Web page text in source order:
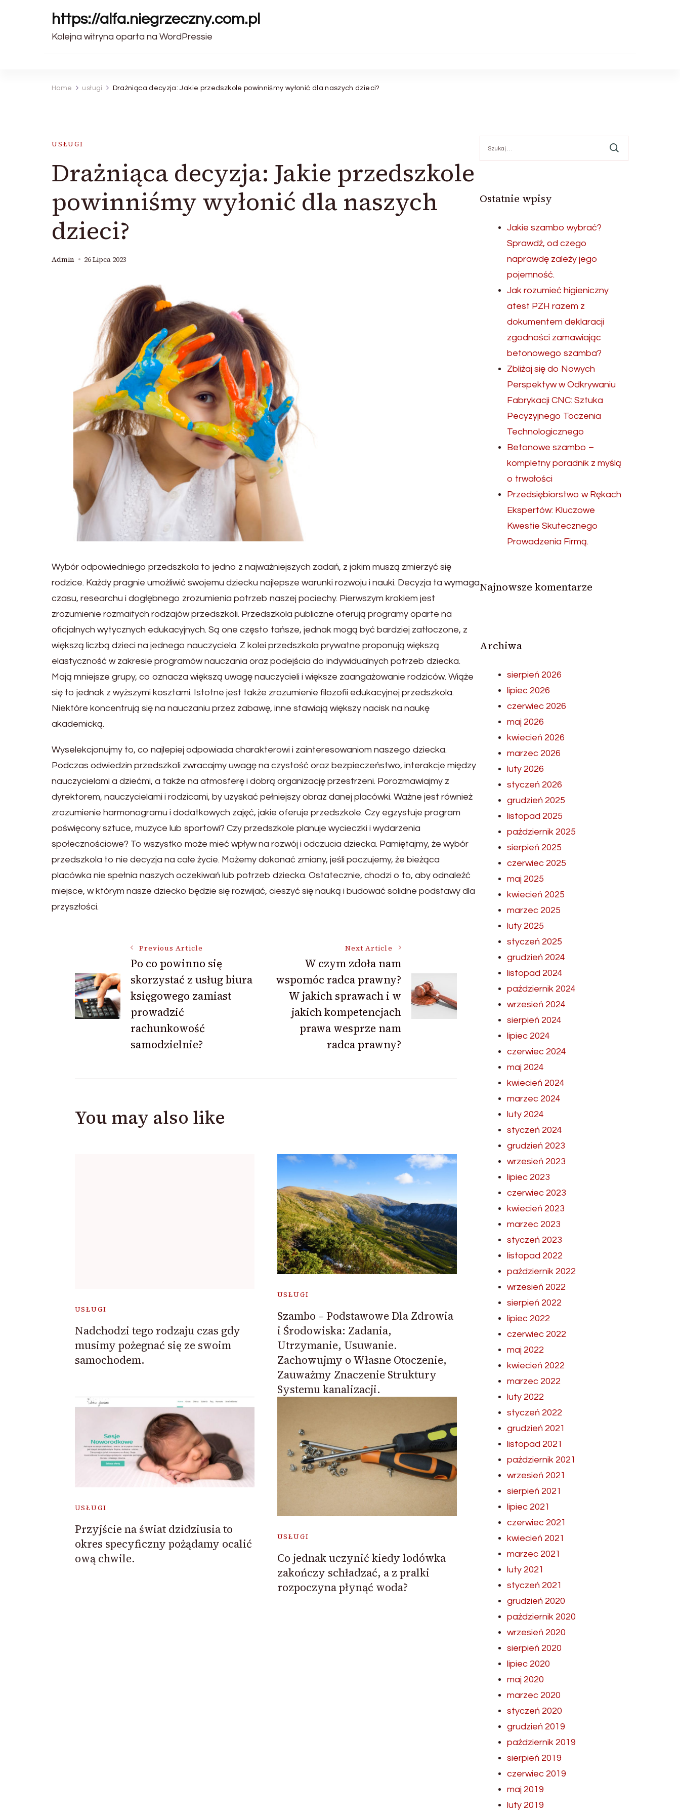
https://alfa.niegrzeczny.com.pl
Kolejna witryna oparta na WordPressie
Home usługi Drażniąca decyzja: Jakie przedszkole powinniśmy wyłonić dla naszych dzieci?
USŁUGI
Drażniąca decyzja: Jakie przedszkole
powinniśmy wyłonić dla naszych
dzieci?
Admin 26 Lipca 2023
Wybór odpowiedniego przedszkola to jedno z najważniejszych zadań, z jakim muszą zmierzyć się
rodzice. Każdy pragnie umożliwić swojemu dziecku najlepsze warunki rozwoju i nauki. Decyzja ta wymaga
czasu, researchu i dogłębnego zrozumienia potrzeb naszej pociechy. Pierwszym krokiem jest
zrozumienie rozmaitych rodzajów przedszkoli. Przedszkola publiczne oferują programy oparte na
oficjalnych wytycznych edukacyjnych. Są one często tańsze, jednak mogą być bardziej zatłoczone, z
większą liczbą dzieci na jednego nauczyciela. Z kolei przedszkola prywatne proponują większą
elastyczność w zakresie programów nauczania oraz podejścia do indywidualnych potrzeb dziecka.
Mają mniejsze grupy, co oznacza większą uwagę nauczycieli i większe zaangażowanie rodziców. Wiąże
się to jednak z wyższymi kosztami. Istotne jest także zrozumienie filozofii edukacyjnej przedszkola.
Niektóre koncentrują się na nauczaniu przez zabawę, inne stawiają większy nacisk na naukę
akademicką.
Wyselekcjonujmy to, co najlepiej odpowiada charakterowi i zainteresowaniom naszego dziecka.
Podczas odwiedzin przedszkoli zwracajmy uwagę na czystość oraz bezpieczeństwo, interakcje między
nauczycielami a dziećmi, a także na atmosferę i dobrą organizację przestrzeni. Porozmawiajmy z
dyrektorem, nauczycielami i rodzicami, by uzyskać pełniejszy obraz danej placówki. Ważne jest również
zrozumienie harmonogramu i dodatkowych zajęć, jakie oferuje przedszkole. Czy egzystuje program
poświęcony sztuce, muzyce lub sportowi? Czy przedszkole planuje wycieczki i wydarzenia
społecznościowe? To wszystko może mieć wpływ na rozwój i odczucia dziecka. Pamiętajmy, że wybór
przedszkola to nie decyzja na całe życie. Możemy dokonać zmiany, jeśli poczujemy, że bieżąca
placówka nie spełnia naszych oczekiwań lub potrzeb dziecka. Ostatecznie, chodzi o to, aby odnaleźć
miejsce, w którym nasze dziecko będzie się rozwijać, cieszyć się nauką i budować solidne podstawy dla
przyszłości.
Navigation
Previous Article
Po co powinno się
skorzystać z usług biura
księgowego zamiast
prowadzić
rachunkowość
samodzielnie?
Next Article
W czym zdoła nam
wspomóc radca prawny?
W jakich sprawach i w
jakich kompetencjach
prawa wesprze nam
radca prawny?
You may also like
USŁUGI
Nadchodzi tego rodzaju czas gdy
musimy pożegnać się ze swoim
samochodem.
USŁUGI
Szambo – Podstawowe Dla Zdrowia
i Środowiska: Zadania,
Utrzymanie, Usuwanie.
Zachowujmy o Własne Otoczenie,
Zauważmy Znaczenie Struktury
Systemu kanalizacji.
USŁUGI
Przyjście na świat dzidziusia to
okres specyficzny pożądamy ocalić
ową chwile.
USŁUGI
Co jednak uczynić kiedy lodówka
zakończy schładzać, a z pralki
rozpoczyna płynąć woda?
Ostatnie wpisy
Jakie szambo wybrać?
Sprawdź, od czego
naprawdę zależy jego
pojemność.
Jak rozumieć higieniczny
atest PZH razem z
dokumentem deklaracji
zgodności zamawiając
betonowego szamba?
Zbliżaj się do Nowych
Perspektyw w Odkrywaniu
Fabrykacji CNC: Sztuka
Pecyzyjnego Toczenia
Technologicznego
Betonowe szambo –
kompletny poradnik z myślą
o trwałości
Przedsiębiorstwo w Rękach
Ekspertów: Kluczowe
Kwestie Skutecznego
Prowadzenia Firmą.
Najnowsze komentarze
Archiwa
sierpień 2026
lipiec 2026
czerwiec 2026
maj 2026
kwiecień 2026
marzec 2026
luty 2026
styczeń 2026
grudzień 2025
listopad 2025
październik 2025
sierpień 2025
czerwiec 2025
maj 2025
kwiecień 2025
marzec 2025
luty 2025
styczeń 2025
grudzień 2024
listopad 2024
październik 2024
wrzesień 2024
sierpień 2024
lipiec 2024
czerwiec 2024
maj 2024
kwiecień 2024
marzec 2024
luty 2024
styczeń 2024
grudzień 2023
wrzesień 2023
lipiec 2023
czerwiec 2023
kwiecień 2023
marzec 2023
styczeń 2023
listopad 2022
październik 2022
wrzesień 2022
sierpień 2022
lipiec 2022
czerwiec 2022
maj 2022
kwiecień 2022
marzec 2022
luty 2022
styczeń 2022
grudzień 2021
listopad 2021
październik 2021
wrzesień 2021
sierpień 2021
lipiec 2021
czerwiec 2021
kwiecień 2021
marzec 2021
luty 2021
styczeń 2021
grudzień 2020
październik 2020
wrzesień 2020
sierpień 2020
lipiec 2020
maj 2020
marzec 2020
styczeń 2020
grudzień 2019
październik 2019
sierpień 2019
czerwiec 2019
maj 2019
luty 2019